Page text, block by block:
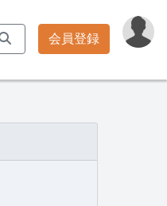
会員登録